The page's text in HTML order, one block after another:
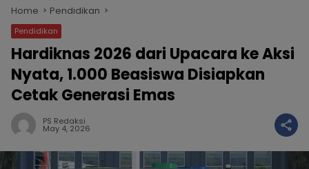
Home Pendidikan
Pendidikan
Hardiknas 2026 dari Upacara ke Aksi
Nyata, 1.000 Beasiswa Disiapkan
Cetak Generasi Emas
PS Redaksi
May 4, 2026